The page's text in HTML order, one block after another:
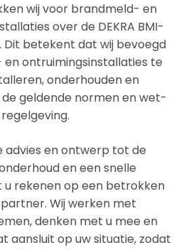
wij voor brandmeld- en
over de DEKRA BMI-
betekent dat wij bevoegd
ontruimingsinstallaties te
onderhouden en
geldende normen en wet-
advies en ontwerp tot de
en een snelle
u rekenen op een betrokken
Wij werken met
denken met u mee en
aansluit op uw situatie, zodat